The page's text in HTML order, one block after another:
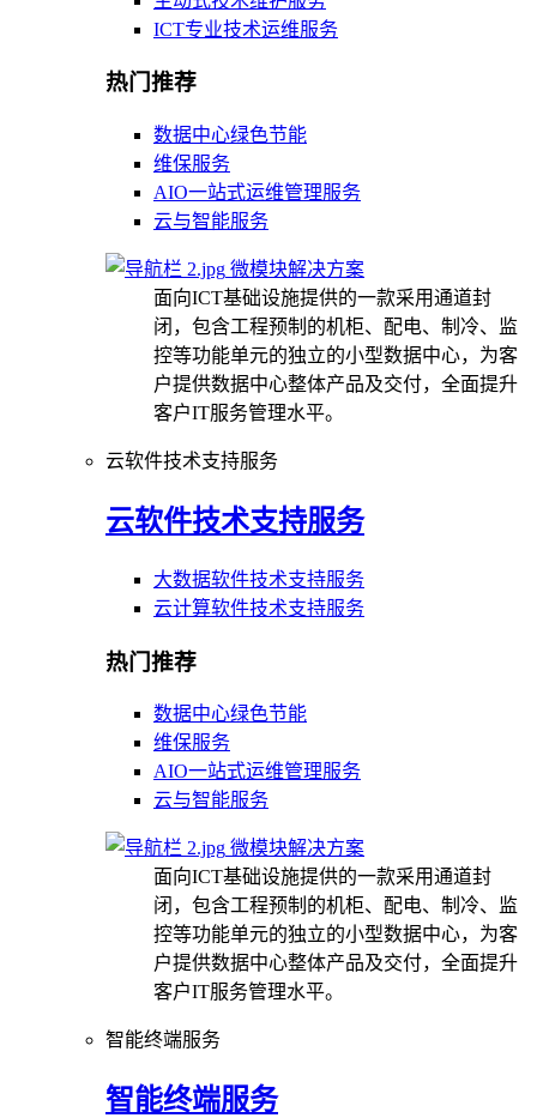
ICT专业技术运维服务
热门推荐
数据中心绿色节能
维保服务
AIO一站式运维管理服务
云与智能服务
微模块解决方案
面向ICT基础设施提供的一款采用通道封
闭，包含工程预制的机柜、配电、制冷、监
控等功能单元的独立的小型数据中心，为客
户提供数据中心整体产品及交付，全面提升
客户IT服务管理水平。
云软件技术支持服务
云软件技术支持服务
大数据软件技术支持服务
云计算软件技术支持服务
热门推荐
数据中心绿色节能
维保服务
AIO一站式运维管理服务
云与智能服务
微模块解决方案
面向ICT基础设施提供的一款采用通道封
闭，包含工程预制的机柜、配电、制冷、监
控等功能单元的独立的小型数据中心，为客
户提供数据中心整体产品及交付，全面提升
客户IT服务管理水平。
智能终端服务
智能终端服务